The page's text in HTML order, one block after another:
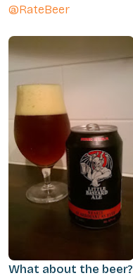
@RateBeer
What about the beer?